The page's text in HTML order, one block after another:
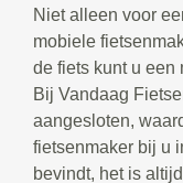
Niet alleen voor
mobiele
de fiets kunt u een
Bij Vandaag
aangesloten,
fietsenmaker bij u
bevindt, het is